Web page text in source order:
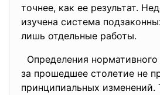
точнее, как ее результат.
изучена система
лишь отдельные работы.
Определения нормативного
за прошедшее столетие не
принципиальных изменений.